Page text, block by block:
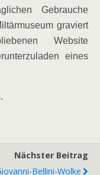
Gebrauche
graviert
Website
eines
Nächster Beitrag
Bellini-Wolke